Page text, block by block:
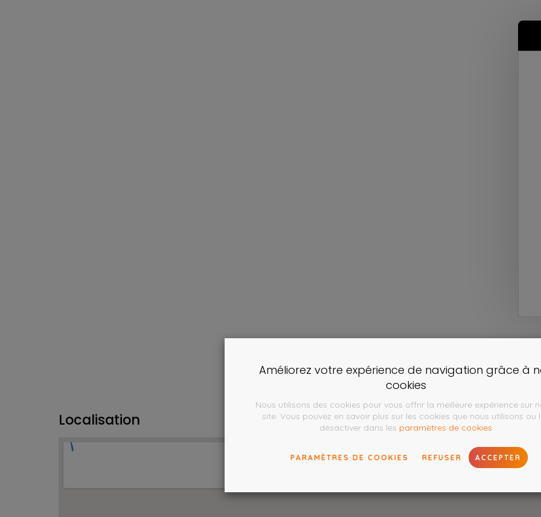
Localisation
Améliorez votre expérience de navigation grâce à
cookies
Nous utilisons des cookies pour vous offrir la meilleure expérience sur
site. Vous pouvez en savoir plus sur les cookies que nous utilisons ou
désactiver dans les paramètres de cookies
PARAMÈTRES DE COOKIES REFUSER ACCEPTER